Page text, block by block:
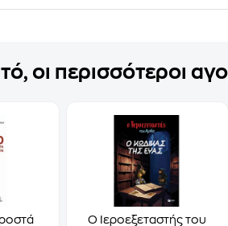
οι περισσότεροι
Ο Ιεροεξεταστής του